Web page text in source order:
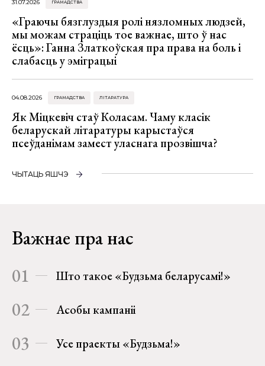
31.07.2026 ГРАМАДСТВА
«Граючы бязглуздыя ролі нязломных людзей,
мы можам страціць тое важнае, што ў нас
ёсць»: Ганна Златкоўская пра права на боль і
слабасць у эміграцыі
04.08.2026 ГРАМАДСТВА ЛІТАРАТУРА
Як Міцкевіч стаў Коласам. Чаму класік
беларускай літаратуры карыстаўся
псеўданімам замест уласнага прозвішча?
ЧЫТАЦЬ ЯШЧЭ
Важнае пра нас
01 Што такое «Будзьма беларусамі!»
02 Асобы кампаніі
03 Усе праекты «Будзьма!»